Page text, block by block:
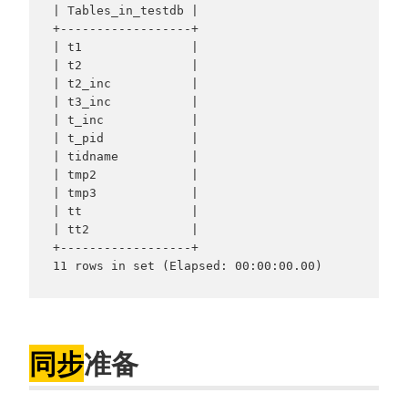
| Tables_in_testdb |
+------------------+
| t1               |
| t2               |
| t2_inc           |
| t3_inc           |
| t_inc            |
| t_pid            |
| tidname          |
| tmp2             |
| tmp3             |
| tt               |
| tt2              |
+------------------+
11 rows in set (Elapsed: 00:00:00.00)
同步准备